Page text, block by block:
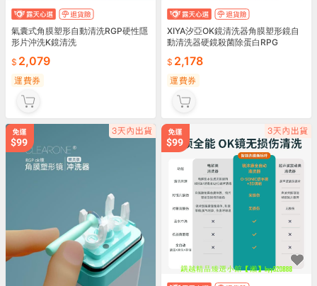
氣囊式角膜塑形自動清洗RGP硬性隱
形片沖洗K鏡清洗
2,079
運費券
XIYA汐亞OK鏡清洗器角膜塑形鏡自
動清洗器硬鏡殺菌除蛋白RPG
2,178
運費券